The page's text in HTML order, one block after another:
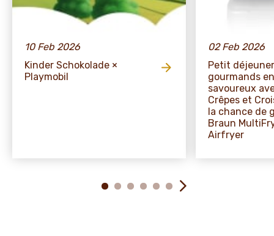
10 Feb 2026
Kinder Schokolade ×
Playmobil
02 Feb 2026
Petit
gourmands
savoureux
Crêpes et
la chance de
Braun
Airfryer